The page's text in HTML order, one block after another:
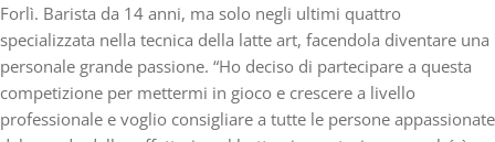
Forlì. Barista da 14 anni, ma solo negli ultimi quattro
specializzata nella tecnica della latte art, facendola diventare una
personale grande passione. “Ho deciso di partecipare a questa
competizione per mettermi in gioco e crescere a livello
professionale e voglio consigliare a tutte le persone appassionate